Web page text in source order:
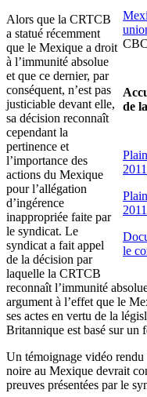
CBC
de
2011
2011
le
Alors que la CRTCB
a statué récemment
que le Mexique a droit
à l’immunité absolue
et que ce dernier, par
conséquent, n’est pas
justiciable devant elle,
sa décision reconnaît
cependant la
pertinence et
l’importance des
actions du Mexique
pourl’allégation
d’ingérence
inappropriée faite par
le syndicat. Le
syndicat a fait appel
de la décision par
laquelle la CRTCB
reconnaît l’immunité
argument à l’effet que le
ses actes en vertu de la
Britannique est basé surun
Un témoignage vidéo rendu
noire au Mexique devrait
preuves présentées par le